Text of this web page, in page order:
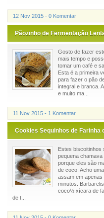
12 Nov 2015 - 0 Komentar
Pãozinho de Fermentação
Gosto de fazer
mais tempo e
tomar um café e
Esta é a primeira
para fazer o pão
integral e branca.
e muito ma...
11 Nov 2015 - 1 Komentar
Cookies Sequinhos de Farinha
Estes
pequena chamava
porque eles são
de coco. Acho
assam em apenas
minutos.
coco½ xícara de
de t...